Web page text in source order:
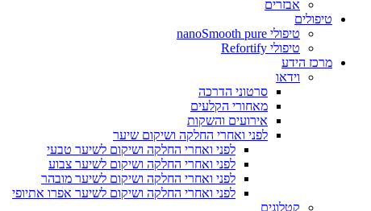
אבזרים
טיפולים
טיפולי nanoSmooth pure
טיפולי Refortify
מרכז הידע
וידאו
סרטוני הדרכה
מאחורי הקלעים
אירועים והשקות
לפני ואחרי החלקה ושיקום שיער
לפני ואחרי החלקה ושיקום לשיער טבעי
לפני ואחרי החלקה ושיקום לשיער צבוע
לפני ואחרי החלקה ושיקום לשיער מובהר
לפני ואחרי החלקה ושיקום לשיער אפרו אתיופי
קטלוגים